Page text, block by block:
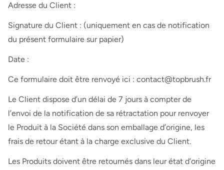
Adresse du Client :
Signature du Client : (uniquement en cas de notification
du présent formulaire sur papier)
Date :
Ce formulaire doit être renvoyé ici : contact@topbrush.fr
Le Client dispose d’un délai de 7 jours à compter de
l’envoi de la notification de sa rétractation pour renvoyer
le Produit à la Société dans son emballage d’origine, les
frais de retour étant à la charge exclusive du Client.
Les Produits doivent être retournés dans leur état d’origine